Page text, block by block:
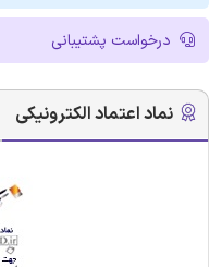
درخواست پشتیبانی
نماد اعتماد الکترونیکی